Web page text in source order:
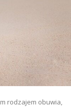
rodzajem obuwia,